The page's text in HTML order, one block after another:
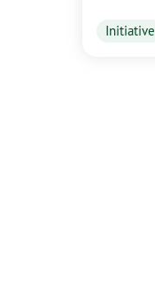
Initiative